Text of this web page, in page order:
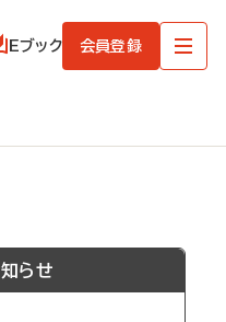
Eブック 会員登録
らせ